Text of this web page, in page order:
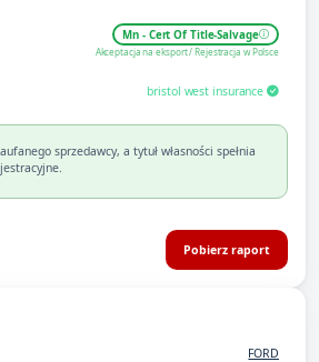
Mn - Cert Of Title-Salvage
Akceptacja na eksport / Rejestracja w Polsce
bristol west insurance
sprzedawcy, a tytuł własności spełnia
Pobierz raport
FORD